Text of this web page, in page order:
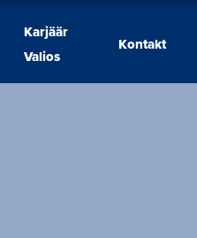
Karjäär
Valios
Kontakt
Karjäär
Valios
Kontakt
Valio Eesti AS